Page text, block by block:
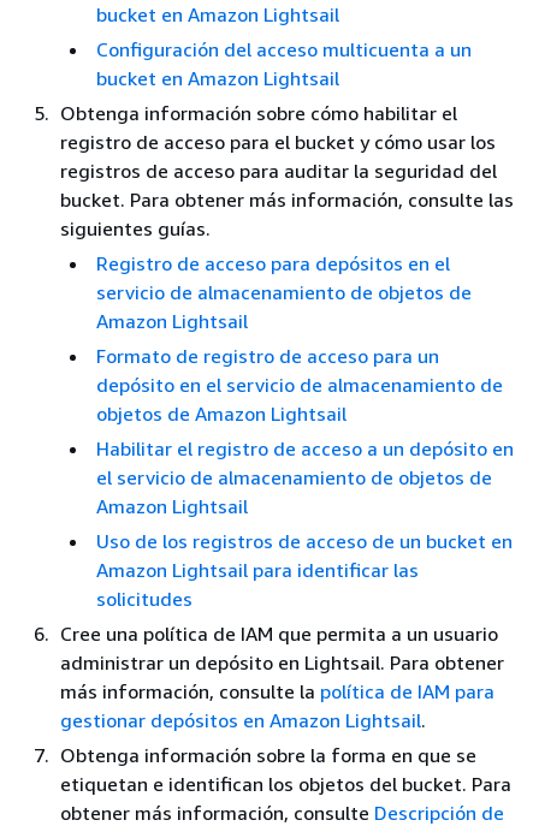
bucket en Amazon Lightsail
Configuración del acceso multicuenta a un
bucket en Amazon Lightsail
Obtenga información sobre cómo habilitar el
registro de acceso para el bucket y cómo usar los
registros de acceso para auditar la seguridad del
bucket. Para obtener más información, consulte las
siguientes guías.
Registro de acceso para depósitos en el
servicio de almacenamiento de objetos de
Amazon Lightsail
Formato de registro de acceso para un
depósito en el servicio de almacenamiento de
objetos de Amazon Lightsail
Habilitar el registro de acceso a un depósito en
el servicio de almacenamiento de objetos de
Amazon Lightsail
Uso de los registros de acceso de un bucket en
Amazon Lightsail para identificar las
solicitudes
Cree una política de IAM que permita a un usuario
administrar un depósito en Lightsail. Para obtener
más información, consulte la política de IAM para
gestionar depósitos en Amazon Lightsail.
Obtenga información sobre la forma en que se
etiquetan e identifican los objetos del bucket. Para
obtener más información, consulte Descripción de